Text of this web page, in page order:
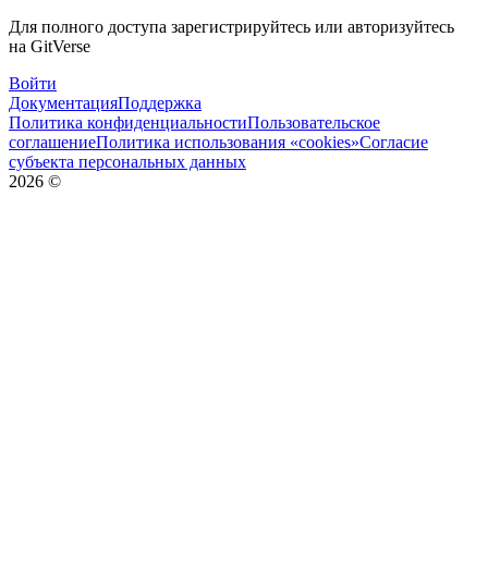
Для полного доступа зарегистрируйтесь или авторизуйтесь
на GitVerse
Войти
ДокументацияПоддержка
Политика конфиденциальностиПользовательское
соглашениеПолитика использования «cookies»Согласие
субъекта персональных данных
2026 ©